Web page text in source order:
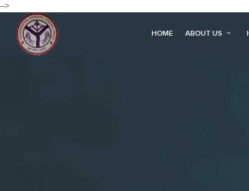
-->
HOME ABOUT US